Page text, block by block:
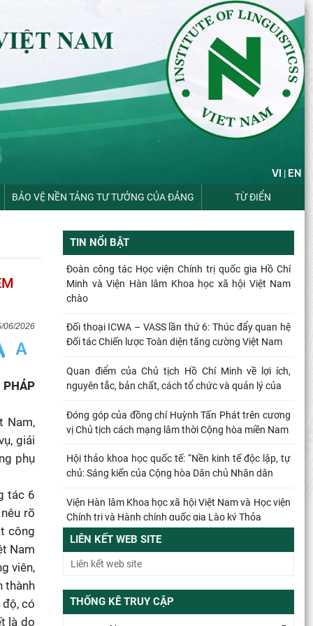
VI | EN
BẢO VỆ NỀN TẢNG TƯ TƯỞNG CỦA ĐẢNG TỪ ĐIỂN
06/2026
Nam,
giải
phụ
tác 6
rõ
công
Nam
viên,
thành
có
là do
TIN NỔI BẬT
Đoàn công tác Học viện Chính trị quốc gia Hồ Chí
Minh và Viện Hàn lâm Khoa học xã hội Việt Nam
chào
Đối thoại ICWA – VASS lần thứ 6: Thúc đẩy quan hệ
Đối tác Chiến lược Toàn diện tăng cường Việt Nam
Quan điểm của Chủ tịch Hồ Chí Minh về lợi ích,
nguyên tắc, bản chất, cách tổ chức và quản lý của
Đóng góp của đồng chí Huỳnh Tấn Phát trên cương
vị Chủ tịch cách mạng lâm thời Cộng hòa miền Nam
Hội thảo khoa học quốc tế: “Nền kinh tế độc lập, tự
chủ: Sáng kiến của Cộng hòa Dân chủ Nhân dân
Viện Hàn lâm Khoa học xã hội Việt Nam và Học viện
Chính trị và Hành chính quốc gia Lào ký Thỏa
Đổi mới công tác kiểm tra, giám sát tại Chi bộ Viện
Nhà nước và Pháp luật: Gắn siết chặt kỷ cương
Từ quan niệm của C.Mác về công bằng phân phối
đến nguyên tắc phân phối trong nền kinh tế thị
LIÊN KẾT WEB SITE
THỐNG KÊ TRUY CẬP